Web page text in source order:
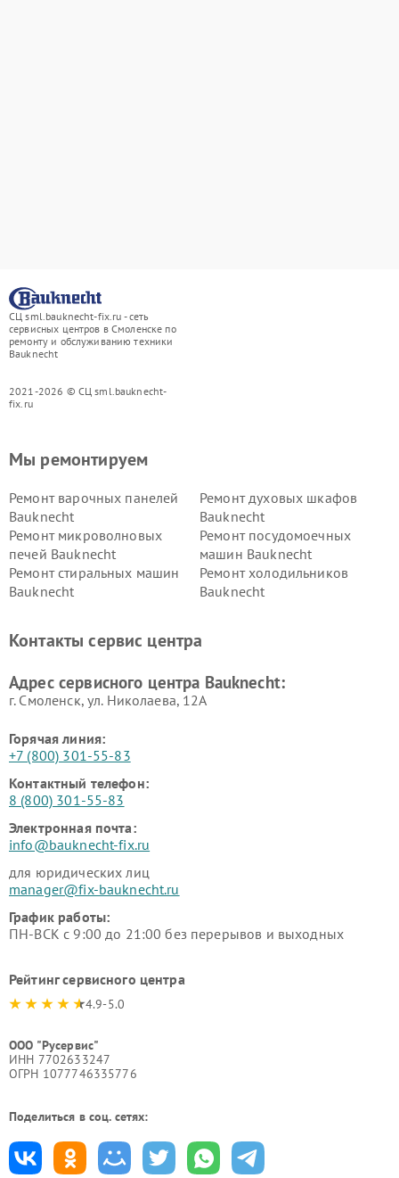
СЦ sml.bauknecht-fix.ru - сеть
сервисных центров в Смоленске по
ремонту и обслуживанию техники
Bauknecht
2021-2026 © СЦ sml.bauknecht-
fix.ru
Мы ремонтируем
Ремонт варочных панелей
Bauknecht
Ремонт духовых шкафов
Bauknecht
Ремонт микроволновых
печей Bauknecht
Ремонт посудомоечных
машин Bauknecht
Ремонт стиральных машин
Bauknecht
Ремонт холодильников
Bauknecht
Контакты сервис центра
Адрес сервисного центра Bauknecht:
г. Смоленск, ул. Николаева, 12А
Горячая линия:
+7 (800) 301-55-83
Контактный телефон:
8 (800) 301-55-83
Электронная почта:
info@bauknecht-fix.ru
для юридических лиц
manager@fix-bauknecht.ru
График работы:
ПН-ВСК с 9:00 до 21:00 без перерывов и выходных
Рейтинг сервисного центра
4.9-5.0
ООО "Русервис"
ИНН 7702633247
ОГРН 1077746335776
Поделиться в соц. сетях: